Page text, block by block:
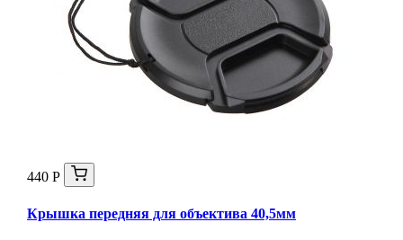
440 Р
Крышка передняя для объектива 40,5мм